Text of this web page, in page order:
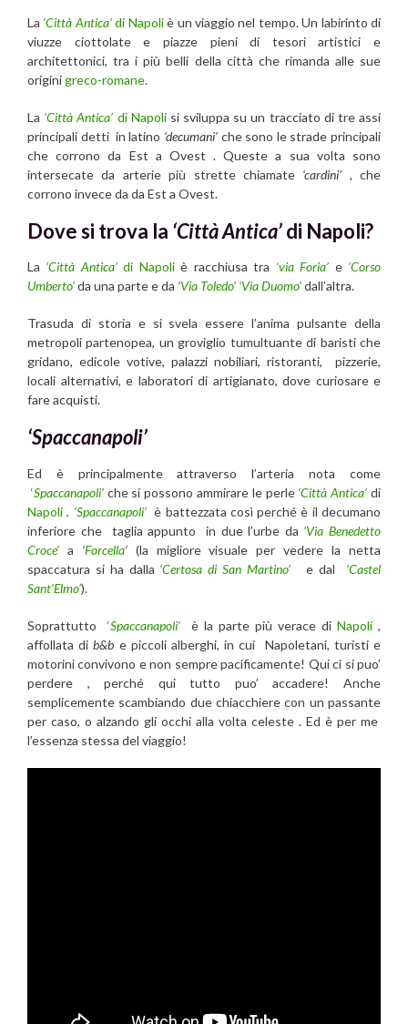
La ‘Città Antica’di Napoliè un viaggio nel tempo. Un labirinto di
viuzze ciottolate e piazze pieni di tesori artistici e
architettonici, tra i più belli della città che rimanda alle sue
originigreco-romane.
La ‘Città Antica’ di Napolisi sviluppa su un tracciato di tre assi
principali detti in latino ‘decumani’ che sono le strade principali
che corrono da Est a Ovest . Queste a sua volta sono
intersecate da arterie più strette chiamate ‘cardini’ , che
corrono invece da da Est a Ovest.
Dove si trova la ‘Città Antica’di Napoli?
La ‘Città Antica’di Napoliè racchiusa tra ‘via Foria’ e ‘Corso
Umberto’da una parte e da ‘Via Toledo’ ‘Via Duomo’dall’altra.
Trasuda di storia e si svela essere l’anima pulsante della
metropoli partenopea, un groviglio tumultuante di baristi che
gridano, edicole votive, palazzi nobiliari, ristoranti, pizzerie,
locali alternativi, e laboratori di artigianato, dove curiosare e
fare acquisti.
‘Spaccanapoli’
Ed è principalmente attraverso l’arteria nota come
‘Spaccanapoli’ che si possono ammirare le perle ‘Città Antica’di
Napoli . ‘Spaccanapoli’è battezzata così perché è il decumano
inferiore che taglia appunto in due l’urbe da ‘Via Benedetto
Croce’ a ‘Forcella‘ (la migliore visuale per vedere la netta
spaccatura si ha dalla ‘Certosa di San Martino’ e dal ‘Castel
Sant’Elmo’).
Soprattutto ‘Spaccanapoli’ è la parte più verace di Napoli ,
affollata dib&b e piccoli alberghi, in cui Napoletani, turisti e
motorini convivono e non sempre pacificamente! Qui ci si puo’
perdere , perché qui tutto puo’ accadere! Anche
semplicemente scambiando due chiacchiere con un passante
per caso, o alzando gli occhi alla volta celeste . Ed è per me
l’essenza stessa del viaggio!